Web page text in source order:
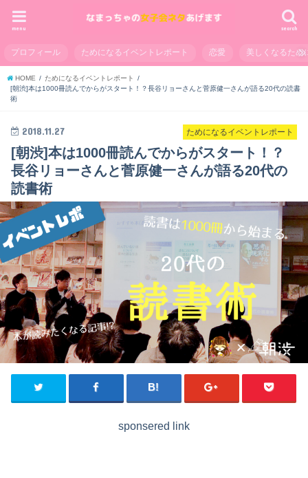
search
menu
プロフィール ためになるイベントレポート 恋愛 美しくなるため
HOME
ためになるイベントレポート
[朝渋]本は1000冊読んでからがスタート！？長谷リョーさんと菅原健一さんが語る20代の読書
術
ためになるイベントレポート
2018.11.27
[朝渋]本は1000冊読んでからがスタート！？
長谷リョーさんと菅原健一さんが語る20代の
読書術
sponsered link